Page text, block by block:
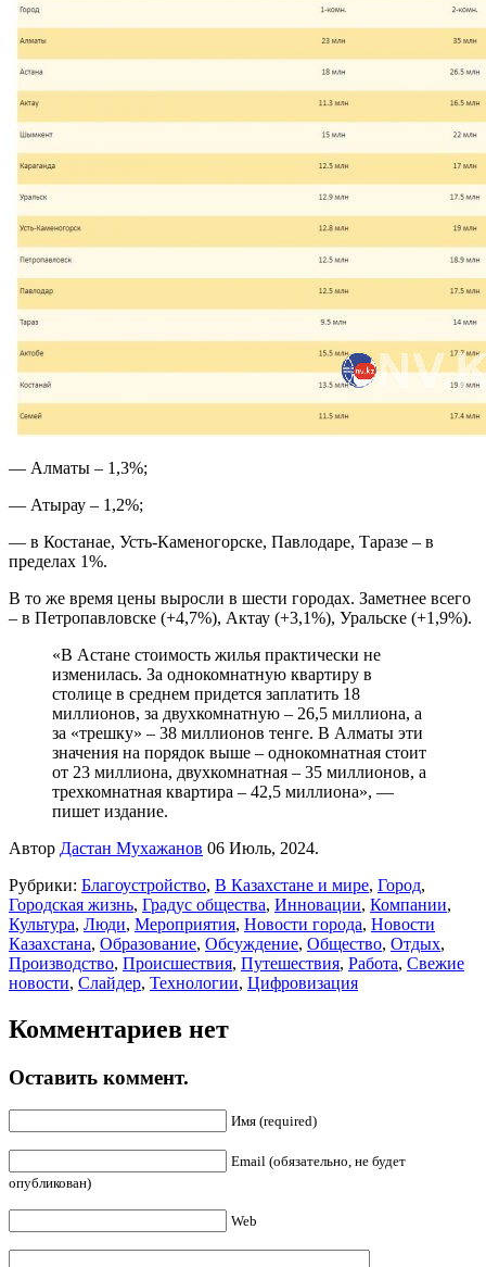
— Алматы – 1,3%;
— Атырау – 1,2%;
— в Костанае, Усть-Каменогорске, Павлодаре, Таразе – в
пределах 1%.
В то же время цены выросли в шести городах. Заметнее всего
– в Петропавловске (+4,7%), Актау (+3,1%), Уральске (+1,9%).
«В Астане стоимость жилья практически не
изменилась. За однокомнатную квартиру в
столице в среднем придется заплатить 18
миллионов, за двухкомнатную – 26,5 миллиона, а
за «трешку» – 38 миллионов тенге. В Алматы эти
значения на порядок выше – однокомнатная стоит
от 23 миллиона, двухкомнатная – 35 миллионов, а
трехкомнатная квартира – 42,5 миллиона», —
пишет издание.
Автор Дастан Мухажанов 06 Июль, 2024.
Рубрики: Благоустройство, В Казахстане и мире, Город,
Городская жизнь, Градус общества, Инновации, Компании,
Культура, Люди, Мероприятия, Новости города, Новости
Казахстана, Образование, Обсуждение, Общество, Отдых,
Производство, Происшествия, Путешествия, Работа, Свежие
новости, Слайдер, Технологии, Цифровизация
Комментариев нет
Оставить коммент.
Имя (required)
Email (обязательно, не будет
опубликован)
Web